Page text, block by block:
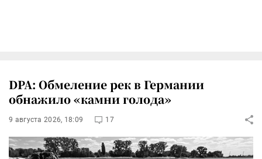
DPA: Обмеление рек в Германии
обнажило «камни голода»
9 августа 2026, 18:09 17